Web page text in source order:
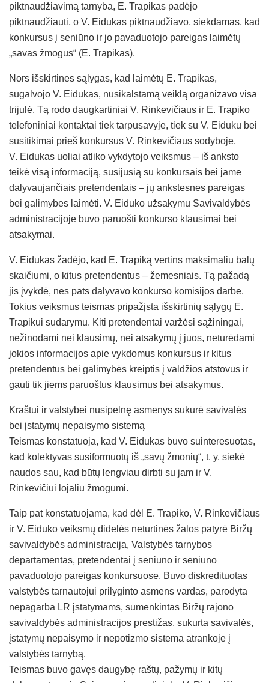
piktnaudžiavimą tarnyba, E. Trapikas padėjo
piktnaudžiauti, o V. Eidukas piktnaudžiavo, siekdamas, kad
konkursus į seniūno ir jo pavaduotojo pareigas laimėtų
„savas žmogus“ (E. Trapikas).
Nors išskirtines sąlygas, kad laimėtų E. Trapikas,
sugalvojo V. Eidukas, nusikalstamą veiklą organizavo visa
trijulė. Tą rodo daugkartiniai V. Rinkevičiaus ir E. Trapiko
telefoniniai kontaktai tiek tarpusavyje, tiek su V. Eiduku bei
susitikimai prieš konkursus V. Rinkevičiaus sodyboje.
V. Eidukas uoliai atliko vykdytojo veiksmus – iš anksto
teikė visą informaciją, susijusią su konkursais bei jame
dalyvaujančiais pretendentais – jų ankstesnes pareigas
bei galimybes laimėti. V. Eiduko užsakymu Savivaldybės
administracijoje buvo paruošti konkurso klausimai bei
atsakymai.
V. Eidukas žadėjo, kad E. Trapiką vertins maksimaliu balų
skaičiumi, o kitus pretendentus – žemesniais. Tą pažadą
jis įvykdė, nes pats dalyvavo konkurso komisijos darbe.
Tokius veiksmus teismas pripažįsta išskirtinių sąlygų E.
Trapikui sudarymu. Kiti pretendentai varžėsi sąžiningai,
nežinodami nei klausimų, nei atsakymų į juos, neturėdami
jokios informacijos apie vykdomus konkursus ir kitus
pretendentus bei galimybės kreiptis į valdžios atstovus ir
gauti tik jiems paruoštus klausimus bei atsakymus.
Kraštui ir valstybei nusipelnę asmenys sukūrė savivalės
bei įstatymų nepaisymo sistemą
Teismas konstatuoja, kad V. Eidukas buvo suinteresuotas,
kad kolektyvas susiformuotų iš „savų žmonių“, t. y. siekė
naudos sau, kad būtų lengviau dirbti su jam ir V.
Rinkevičiui lojaliu žmogumi.
Taip pat konstatuojama, kad dėl E. Trapiko, V. Rinkevičiaus
ir V. Eiduko veiksmų didelės neturtinės žalos patyrė Biržų
savivaldybės administracija, Valstybės tarnybos
departamentas, pretendentai į seniūno ir seniūno
pavaduotojo pareigas konkursuose. Buvo diskredituotas
valstybės tarnautojui prilyginto asmens vardas, parodyta
nepagarba LR įstatymams, sumenkintas Biržų rajono
savivaldybės administracijos prestižas, sukurta savivalės,
įstatymų nepaisymo ir nepotizmo sistema atrankoje į
valstybės tarnybą.
Teismas buvo gavęs daugybę raštų, pažymų ir kitų